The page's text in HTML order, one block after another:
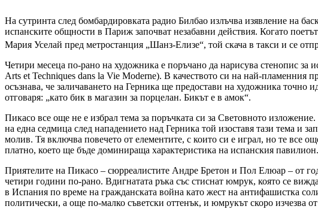
На сутринта след бомбардировката радио Билбао излъчва изявление на
испанските общности в Париж започват незабавни действия. Когато
Мария Уселай пред метростанция „Шанз-Елизе“, той скача в такси и се
Четири месеца по-рано на художника е поръчано да нарисува стенопис
Arts et Techniques dans la Vie Moderne). В качеството си на най-пламенния
осъзнава, че заличаването на Герника ще предостави на художника точно
отговаря: „като бик в магазин за порцелан. Бикът е в амок“.
Пикасо все още не е избрал тема за поръчката си за Световното
на една седмица след нападението над Герника той изоставя тази тема и
молив. Тя включва повечето от елементите, с които си е играл, но те все
платно, което ще бъде доминираща характеристика на испанския павилион.
Приятелите на Пикасо – сюрреалистите Андре Бретон и Пол Елюар – от
четири години по-рано. Вдигнатата ръка със стиснат юмрук, която се
в Испания по време на гражданската война като жест на антифашистка
политически, а още по-малко съветски оттенък, и юмрукът скоро изчезва